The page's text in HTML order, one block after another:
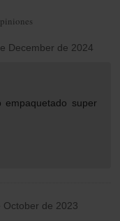
de 2024
super
de 2023